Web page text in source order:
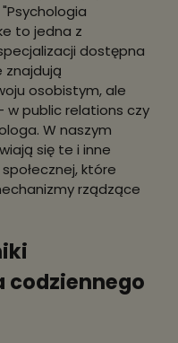
to jedna z
dostępna
znajdują
osobistym, ale
w public relations czy
W naszym
się te i inne
które
rządzące
codziennego